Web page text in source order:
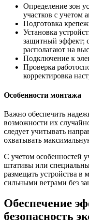
Определение зон
участков с учетом
Подготовка
Установка
защитный эффект;
располагают на
Подключение к
Проверка
корректировка
Особенности монтажа
Важно обеспечить
возможности их
следует учитывать
охватывать
С учетом особенностей
штативы или
размещать устройства в
сильными ветрами без
Обеспечение
безопасность